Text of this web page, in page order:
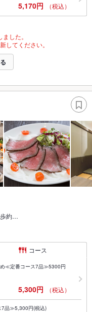
5,170円 （税込）
した。
してください。
歩約…
コース
≪定番コース7品≫5300円
5,300円 （税込）
7品≫5,300円(税込)